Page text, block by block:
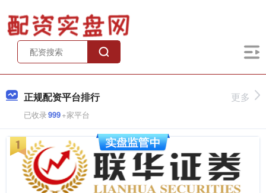
正规配资平台排行
已收录999+家平台
更多